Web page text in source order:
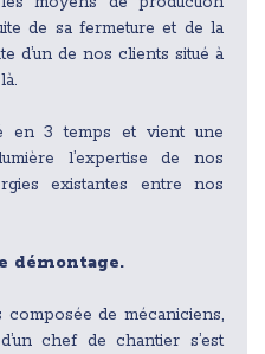
de sa fermeture et de la
d’un de nos clients situé à
en 3 temps et vient une
l’expertise de nos
existantes entre nos
démontage.
de mécaniciens,
chef de chantier s’est